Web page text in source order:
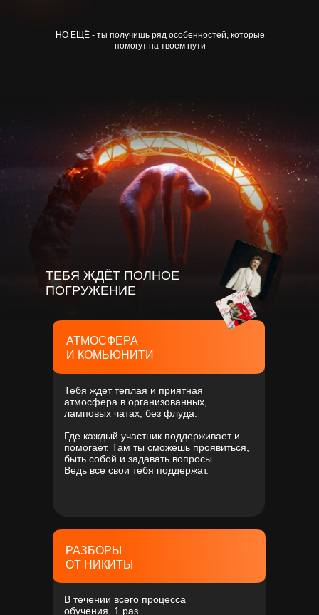
НО ЕЩЁ - ты получишь ряд особенностей, которые
помогут на твоем пути
Тебя ждет теплая и приятная
атмосфера в организованных,
ламповых чатах, без флуда.
Где каждый участник поддерживает и
помогает. Там ты сможешь проявиться,
быть собой и задавать вопросы.
Ведь все свои тебя поддержат.
В течении всего процесса
обучения, 1 раз
АТМОСФЕРА
И КОМЬЮНИТИ
РАЗБОРЫ
ОТ НИКИТЫ
ТЕБЯ ЖДЁТ ПОЛНОЕ
ПОГРУЖЕНИЕ